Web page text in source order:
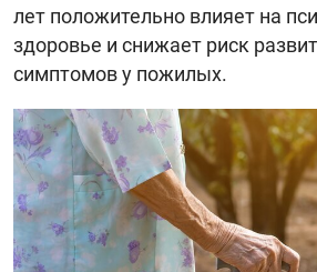
лет положительно влияет на
здоровье и снижает риск
симптомов у пожилых.